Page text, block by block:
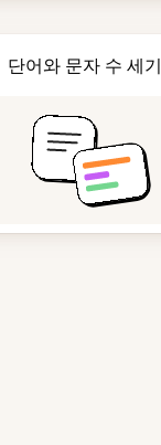
단어와 문자 수 세기